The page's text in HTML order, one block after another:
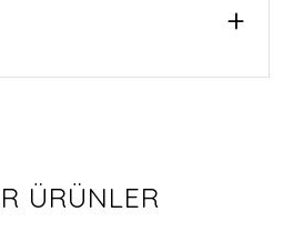
ÜRÜNLER